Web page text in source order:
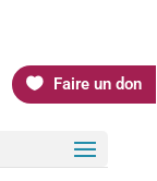
Faire un don